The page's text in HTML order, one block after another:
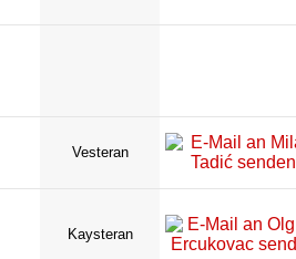
Vesteran
Kaysteran